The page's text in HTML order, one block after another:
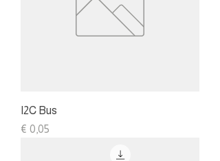
I2C Bus
Preis
€ 0,05